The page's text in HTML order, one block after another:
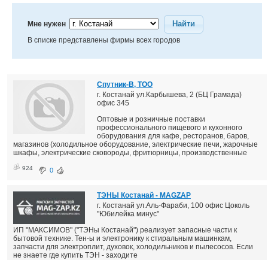
Мне нужен Найти
В списке представлены фирмы всех городов
Спутник-В, ТОО
г. Костанай ул.Карбышева, 2 (БЦ Грамада)
офис 345
Оптовые и розничные поставки
профессионального пищевого и кухонного
оборудования для кафе, ресторанов, баров,
магазинов (холодильное оборудование, электрические печи, жарочные
шкафы, электрические сковороды, фритюрницы, производственные
924 0
ТЭНЫ Костанай - MAGZAP
г. Костанай ул.Аль-Фараби, 100 офис Цоколь
"Юбилейка минус"
ИП "МАКСИМОВ" ("ТЭНы Костанай") реализует запасные части к
бытовой технике. Тен-ы и электронику к стиральным машинкам,
запчасти для электроплит, духовок, холодильников и пылесосов. Если
не знаете где купить ТЭН - заходите